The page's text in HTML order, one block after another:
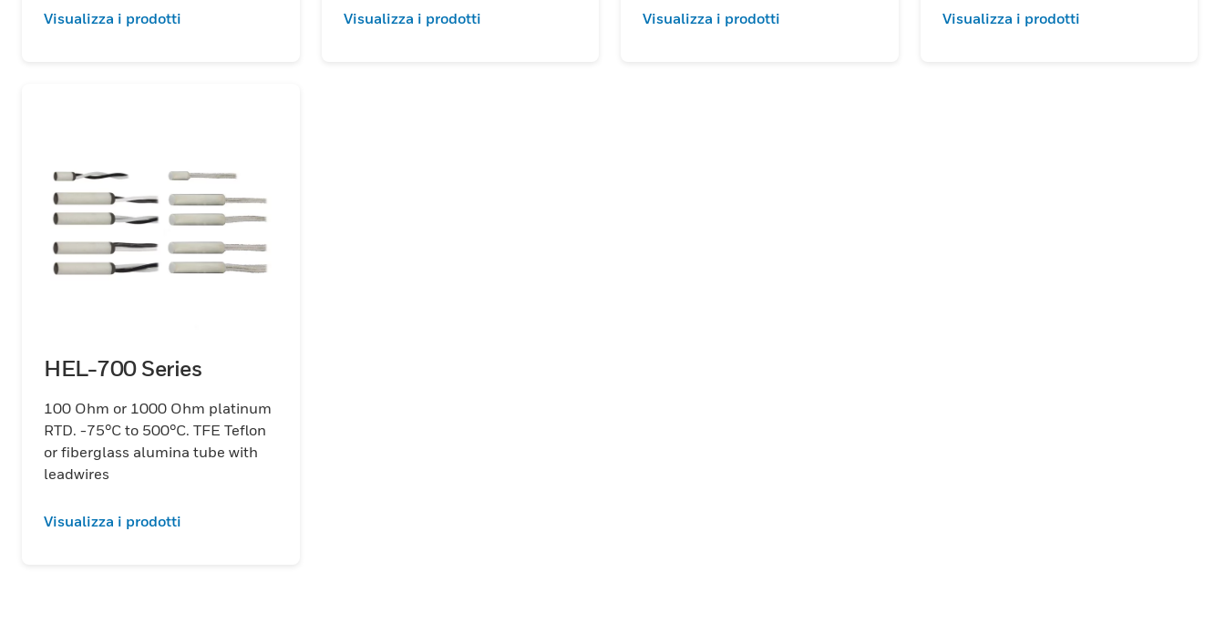
Visualizza i prodotti Visualizza i prodotti Visualizza i prodotti Visualizza i prodotti
HEL-700 Series
100 Ohm or 1000 Ohm platinum
RTD. -75°C to 500°C. TFE Teflon
or fiberglass alumina tube with
leadwires
Visualizza i prodotti